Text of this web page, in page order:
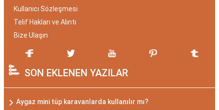
Kullanıcı Sözleşmesi
Telif Hakları ve Alıntı
Bize Ulaşın
SON EKLENEN YAZILAR
Aygaz mini tüp karavanlarda kullanılır mı?